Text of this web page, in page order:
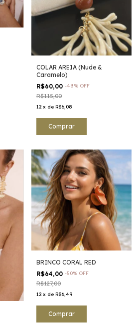
COLAR AREIA (Nude &
Caramelo)
R$60,00 -48% OFF
R$115,00
12 x de R$6,08
BRINCO CORAL RED
R$64,00 -50% OFF
R$127,00
12 x de R$6,49